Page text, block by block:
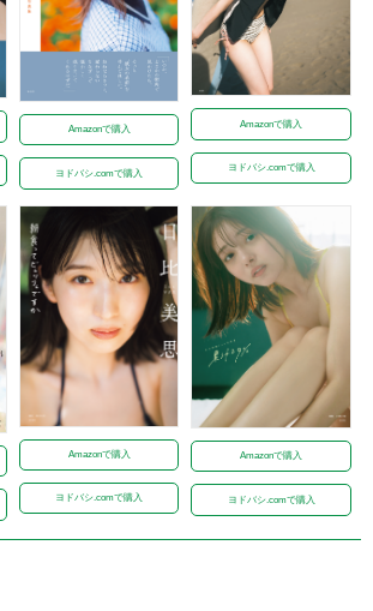
Amazonで購入
ヨドバシ.comで購入
Amazonで購入
ヨドバシ.comで購入
Amazonで購入
ヨドバシ.comで購入
Amazonで購入
ヨドバシ.comで購入